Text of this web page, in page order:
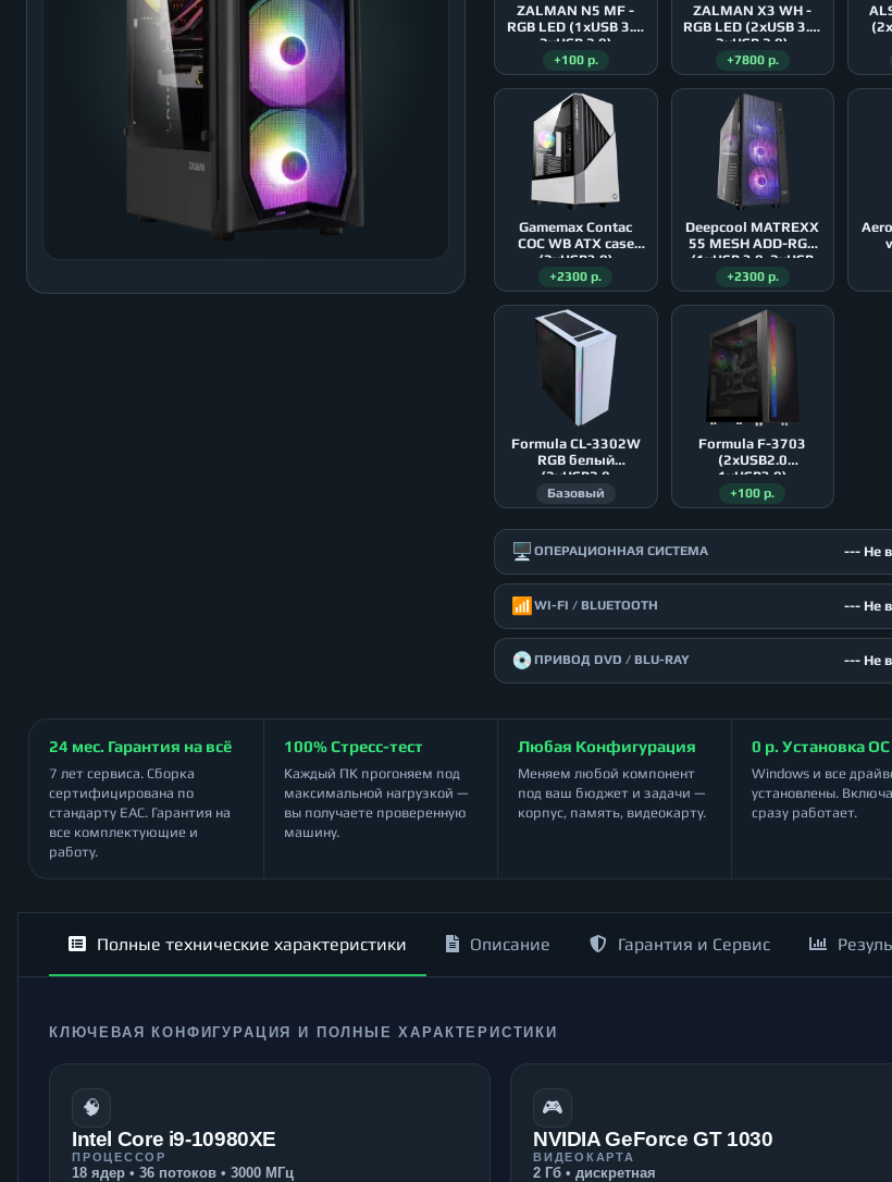
ZALMAN N5 MF -
RGB LED (1xUSB 3.0,
2xUSB 2.0)
+100 р.
ZALMAN X3 WH -
RGB LED (2xUSB 3.0,
2xUSB 2.0)
+7800 р.
Gamemax Contac
COC WB ATX case
(2xUSB3.0)
+2300 р.
Deepcool MATREXX
55 MESH ADD-RGB
(1xUSB 3.0, 2xUSB
2.0)
+2300 р.
Formula CL-3302W
RGB белый
(2xUSB2.0
1xUSB3.0)
Базовый
Formula F-3703
(2xUSB2.0
1xUSB3.0)
+100 р.
🖥️ ОПЕРАЦИОННАЯ СИСТЕМА --- Не
📶 WI-FI / BLUETOOTH --- Не
💿 ПРИВОД DVD / BLU-RAY --- Не
24 мес. Гарантия на всё
7 лет сервиса. Сборка
сертифицирована по
стандарту ЕАС. Гарантия на
все комплектующие и
работу.
100% Стресс-тест
Каждый ПК прогоняем под
максимальной нагрузкой —
вы получаете проверенную
машину.
Любая Конфигурация
Меняем любой компонент
под ваш бюджет и задачи —
корпус, память, видеокарту.
0 р. Установка ОС
Windows и все
установлены.
сразу работает.
Полные технические характеристики Описание Гарантия и Сервис
КЛЮЧЕВАЯ КОНФИГУРАЦИЯ И ПОЛНЫЕ ХАРАКТЕРИСТИКИ
🧠
Intel Core i9-10980XE
ПРОЦЕССОР
18 ядер • 36 потоков • 3000 МГц
🎮
NVIDIA GeForce GT 1030
ВИДЕОКАРТА
2 Гб • дискретная